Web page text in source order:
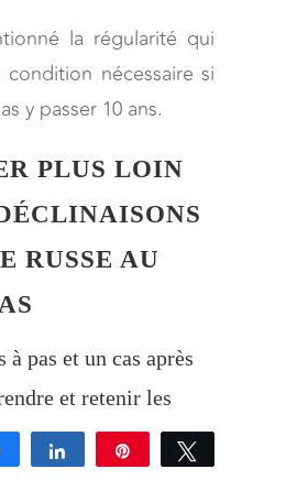
la régularité qui
nécessaire si
y passer 10 ans.
PLUS LOIN
RUSSE AU
pas et un cas après
et retenir les
Partagez Partagez Épingle